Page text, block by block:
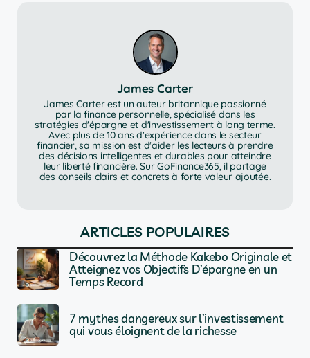
James Carter
James Carter est un auteur britannique passionné
par la finance personnelle, spécialisé dans les
stratégies d'épargne et d'investissement à long terme.
Avec plus de 10 ans d'expérience dans le secteur
financier, sa mission est d'aider les lecteurs à prendre
des décisions intelligentes et durables pour atteindre
leur liberté financière. Sur GoFinance365, il partage
des conseils clairs et concrets à forte valeur ajoutée.
ARTICLES POPULAIRES
Découvrez la Méthode Kakebo Originale et
Atteignez vos Objectifs D’épargne en un
Temps Record
7 mythes dangereux sur l’investissement
qui vous éloignent de la richesse